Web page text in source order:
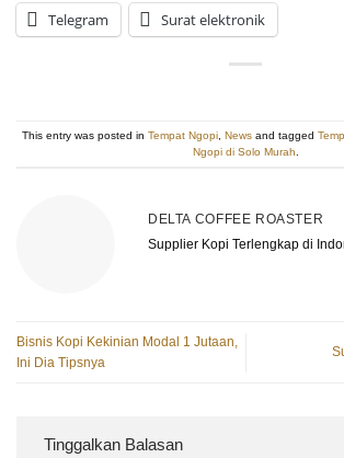
Telegram Surat elektronik
This entry was posted in Tempat Ngopi, Newsand tagged
Ngopi di Solo Murah
DELTA COFFEE ROASTER
Supplier Kopi Terlengkap di
Bisnis Kopi Kekinian Modal 1 Jutaan,
Ini Dia Tipsnya
Tinggalkan Balasan